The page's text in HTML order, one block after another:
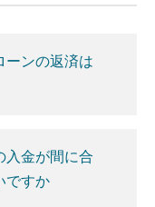
ーンの返済は
入金が間に合
ですか